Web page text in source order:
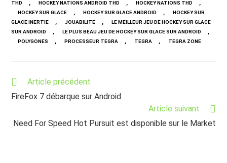
THD , HOCKEY NATIONS ANDROID THD , HOCKEY NATIONS THD ,
HOCKEY SUR GLACE , HOCKEY SUR GLACE ANDROID ,
HOCKEY SUR
GLACE INERTIE
, JOUABILITÉ ,
LE MEILLEUR JEU DE HOCKEY SUR GLACE
SUR ANDROID
, LE PLUS BEAU JEU DE HOCKEY SUR GLACE SUR ANDROID ,
POLYGONES , PROCESSEUR TEGRA , TEGRA , TEGRA ZONE
Read
articles
Article précédent
FireFox 7 débarque sur Android
Article suivant
Need For Speed Hot Pursuit est disponible sur le Market